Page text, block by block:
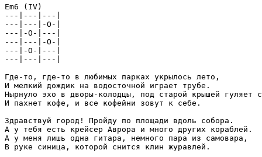
Em6 (IV)
---|---|---|
---|---|-O-|
---|-O-|---|
---|---|-O-|
---|-O-|---|
---|---|---|
Где-то, где-то в любимых парках укрылось лето,
И мелкий дождик на водосточной играет трубе.
Нырнуло эхо в дворы-колодцы, под старой крышей гуляет
И пахнет кофе, и все кофейни зовут к себе.
Здравствуй город! Пройду по площади вдоль собора.
А у тебя есть крейсер Аврора и много других кораблей.
А у меня лишь одна гитара, немного пара из самовара,
В руке синица, которой снится клин журавлей.